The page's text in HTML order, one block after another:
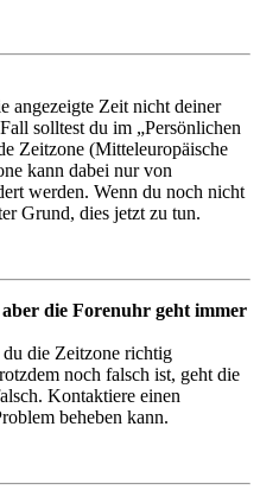
angezeigte Zeit nicht deiner
solltest du im „Persönlichen
Zeitzone (Mitteleuropäische
kann dabei nur von
werden. Wenn du noch nicht
Grund, dies jetzt zu tun.
die Forenuhr geht immer
die Zeitzone richtig
noch falsch ist, geht die
Kontaktiere einen
beheben kann.